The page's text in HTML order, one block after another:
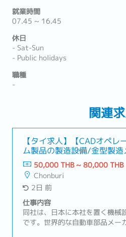
就業時間
07.45 ~ 16.45
休日
- Sat-Sun
- Public holidays
職種
-
関連
【タイ求人】【CADオペレ
ム製品の製造設備/金型製造
（未経験歓迎）
50,000 THB ~ 80,000 THB
Chonburi
2日 前
仕事内容
同社は、日本に本社を置く機械
です。世界的な自動車部品メー